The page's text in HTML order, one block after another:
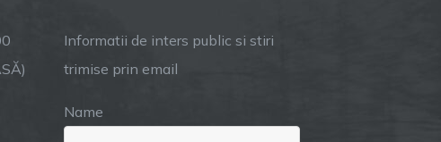
Informatii de inters public si stiri
trimise prin email
Name